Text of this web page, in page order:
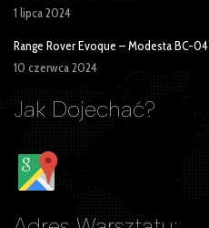
1 lipca 2024
Range Rover Evoque – Modesta BC-04
10 czerwca 2024
Jak Dojechać?